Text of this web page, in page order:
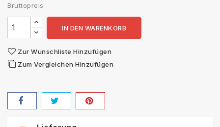
Bruttopreis
IN DEN WARENKORB
Zur Wunschliste Hinzufügen
Zum Vergleichen Hinzufügen